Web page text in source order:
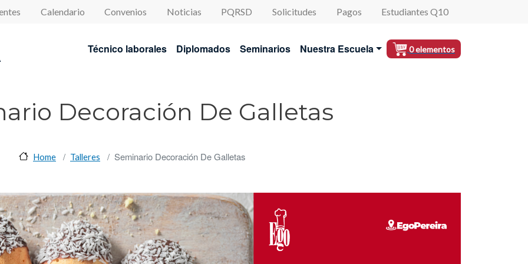
Calendario Convenios Noticias PQRSD Solicitudes Pagos Estudiantes Q10
Navegación principal
Técnico laborales Diplomados Seminarios Nuestra Escuela 0 elementos
Decoración De Galletas
Home Talleres Seminario Decoración De Galletas